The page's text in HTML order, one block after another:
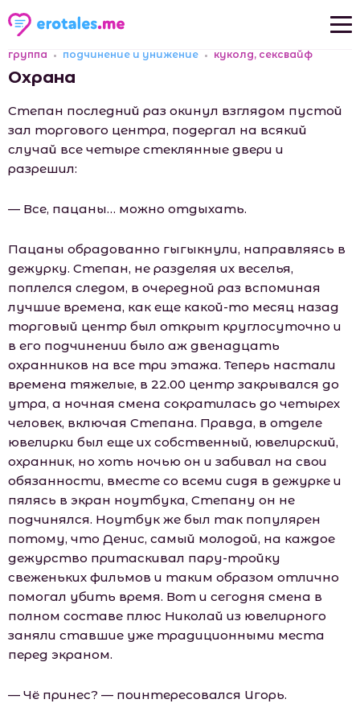
Новые рассказы
Популярные рассказы
группа подчинение и унижение куколд, сексвайф
Охрана
Степан последний раз окинул взглядом пустой
зал торгового центра, подергал на всякий
случай все четыре стеклянные двери и
разрешил:
— Все, пацаны… можно отдыхать.
Пацаны обрадованно гыгыкнули, направляясь в
дежурку. Степан, не разделяя их веселья,
поплелся следом, в очередной раз вспоминая
лучшие времена, как еще какой-то месяц назад
торговый центр был открыт круглосуточно и
в его подчинении было аж двенадцать
охранников на все три этажа. Теперь настали
времена тяжелые, в 22.00 центр закрывался до
утра, а ночная смена сократилась до четырех
человек, включая Степана. Правда, в отделе
ювелирки был еще их собственный, ювелирский,
охранник, но хоть ночью он и забивал на свои
обязанности, вместе со всеми сидя в дежурке и
пялясь в экран ноутбука, Степану он не
подчинялся. Ноутбук же был так популярен
потому, что Денис, самый молодой, на каждое
дежурство притаскивал пару-тройку
свеженьких фильмов и таким образом отлично
помогал убить время. Вот и сегодня смена в
полном составе плюс Николай из ювелирного
заняли ставшие уже традиционными места
перед экраном.
— Чё принес? — поинтересовался Игорь.